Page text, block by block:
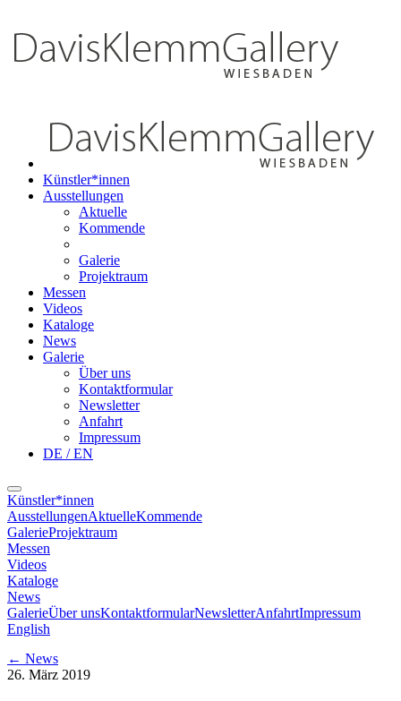
Künstler*innen
Ausstellungen
Aktuelle
Kommende
Galerie
Projektraum
Messen
Videos
Kataloge
News
Galerie
Über uns
Kontaktformular
Newsletter
Anfahrt
Impressum
DE / EN
Künstler*innen
AusstellungenAktuelleKommende
GalerieProjektraum
Messen
Videos
Kataloge
News
GalerieÜber unsKontaktformularNewsletterAnfahrtImpressum
English
← News
26. März 2019